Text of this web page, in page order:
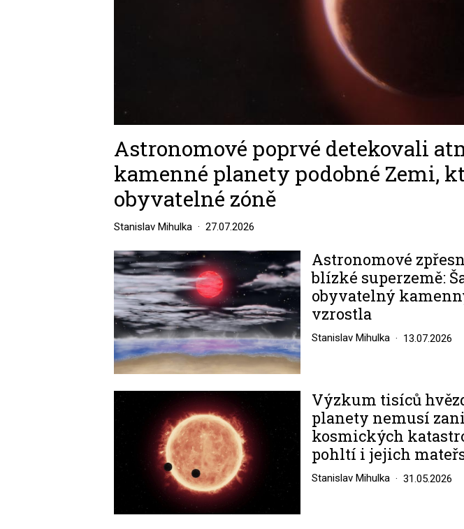
Astronomové poprvé detekovali
kamenné planety podobné Zemi,
obyvatelné zóně
Stanislav Mihulka 27.07.2026
Image
Astronomové
blízké superzemě:
obyvatelný
vzrostla
Stanislav Mihulka 13.07.2026
Image
Výzkum tisíců
planety nemusí
kosmických
pohltí i jejich
Stanislav Mihulka 31.05.2026